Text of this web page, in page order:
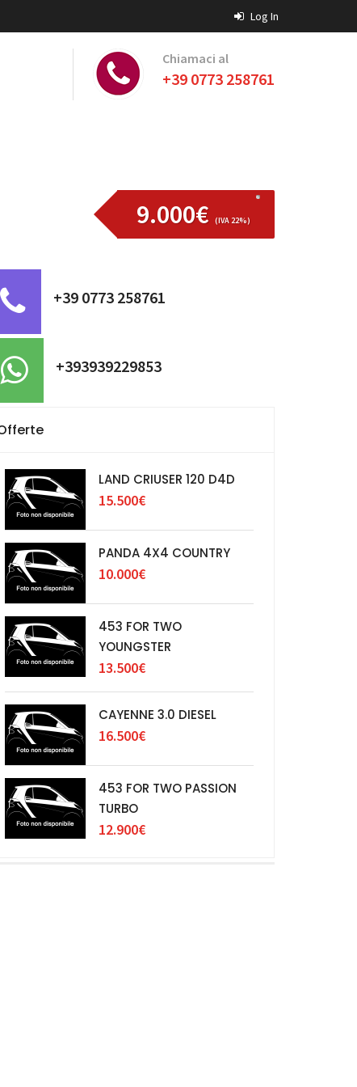
Log In
Chiamaci al
+39 0773 258761
9.000€ (IVA 22%)
+39 0773 258761
+393939229853
LAND CRIUSER 120 D4D
15.500€
PANDA 4X4 COUNTRY
10.000€
453 FOR TWO
YOUNGSTER
13.500€
CAYENNE 3.0 DIESEL
16.500€
453 FOR TWO PASSION
TURBO
12.900€